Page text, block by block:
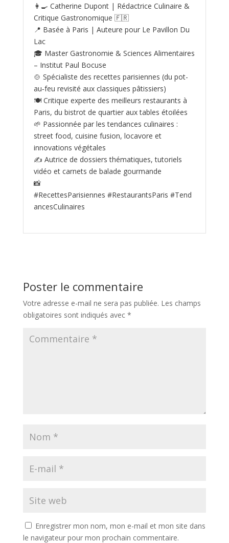
👩‍🍳 Catherine Dupont | Rédactrice Culinaire &
Critique Gastronomique 🇫🇷
📍 Basée à Paris | Auteure pour Le Pavillon Du
Lac
🎓 Master Gastronomie & Sciences Alimentaires
– Institut Paul Bocuse
🍲 Spécialiste des recettes parisiennes (du pot-
au‑feu revisité aux classiques pâtissiers)
🍽️ Critique experte des meilleurs restaurants à
Paris, du bistrot de quartier aux tables étoilées
🌱 Passionnée par les tendances culinaires :
street food, cuisine fusion, locavore et
innovations végétales
✍️ Autrice de dossiers thématiques, tutoriels
vidéo et carnets de balade gourmande
📸
#RecettesParisiennes #RestaurantsParis #Tend
ancesCulinaires
Poster le commentaire
Votre adresse e-mail ne sera pas publiée. Les champs
obligatoires sont indiqués avec *
Enregistrer mon nom, mon e-mail et mon site dans
le navigateur pour mon prochain commentaire.